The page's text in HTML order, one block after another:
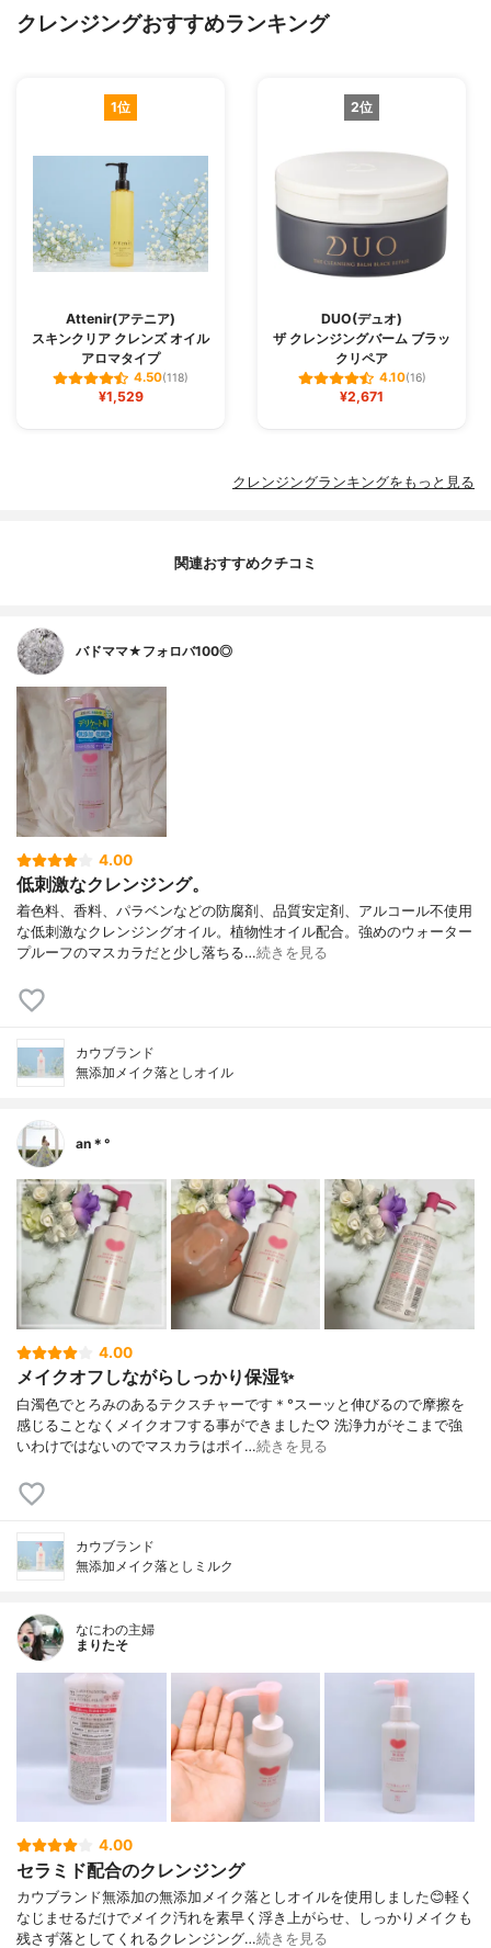
クレンジングおすすめランキング
1位
Attenir(アテニア)
スキンクリア クレンズ オイル
アロマタイプ
4.50(118)
¥1,529
2位
DUO(デュオ)
ザ クレンジングバーム ブラッ
クリペア
4.10(16)
¥2,671
クレンジングランキングをもっと見る
関連おすすめクチコミ
バドママ★フォロバ100◎
4.00
低刺激なクレンジング。
着色料、香料、パラベンなどの防腐剤、品質安定剤、アルコール不使用
な低刺激なクレンジングオイル。植物性オイル配合。強めのウォーター
プルーフのマスカラだと少し落ちる…続きを見る
カウブランド
無添加メイク落としオイル
an＊°
4.00
メイクオフしながらしっかり保湿✨
白濁色でとろみのあるテクスチャーです＊°スーッと伸びるので摩擦を
感じることなくメイクオフする事ができました♡ 洗浄力がそこまで強
いわけではないのでマスカラはポイ…続きを見る
カウブランド
無添加メイク落としミルク
なにわの主婦
まりたそ
4.00
セラミド配合のクレンジング
カウブランド無添加の無添加メイク落としオイルを使用しました😊軽く
なじませるだけでメイク汚れを素早く浮き上がらせ、しっかりメイクも
残さず落としてくれるクレンジング…続きを見る